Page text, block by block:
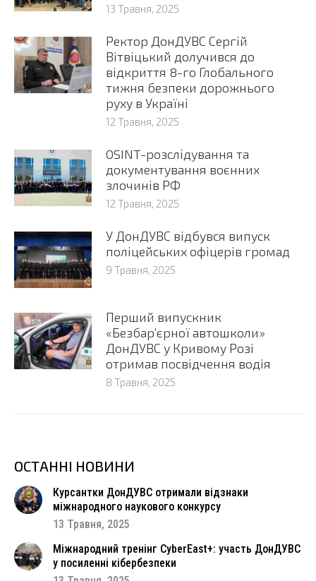
13 Травня, 2025
Ректор ДонДУВС Сергій
Вітвіцький долучився до
відкриття 8-го Глобального
тижня безпеки дорожнього
руху в Україні
12 Травня, 2025
OSINT-розслідування та
документування воєнних
злочинів РФ
12 Травня, 2025
У ДонДУВС відбувся випуск
поліцейських офіцерів громад
9 Травня, 2025
Перший випускник
«Безбар’єрної автошколи»
ДонДУВС у Кривому Розі
отримав посвідчення водія
8 Травня, 2025
ОСТАННІ НОВИНИ
Курсантки ДонДУВС отримали відзнаки
міжнародного наукового конкурсу
13 Травня, 2025
Міжнародний тренінг CyberEast+: участь ДонДУВС
у посиленні кібербезпеки